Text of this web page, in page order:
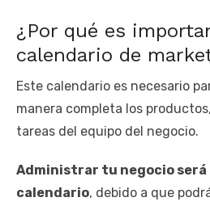
¿Por qué es
calendario de
Este calendario es necesario
manera completa los
tareas del equipo del negocio.
Administrar tu negocio será
calendario, debido a que